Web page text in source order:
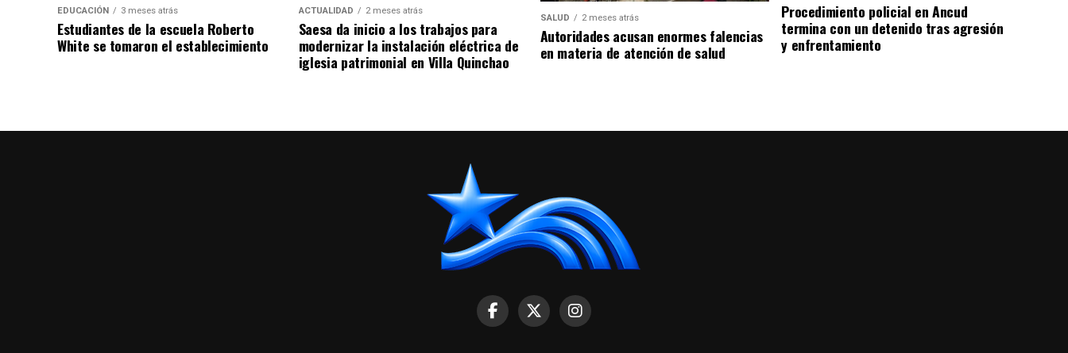
EDUCACIÓN 3 meses atrás
Estudiantes de la escuela Roberto
White se tomaron el establecimiento
ACTUALIDAD 2 meses atrás
Saesa da inicio a los trabajos para
modernizar la instalación eléctrica de
iglesia patrimonial en Villa Quinchao
SALUD 2 meses atrás
Autoridades acusan enormes falencias
en materia de atención de salud
Procedimiento policial en Ancud
termina con un detenido tras agresión
y enfrentamiento